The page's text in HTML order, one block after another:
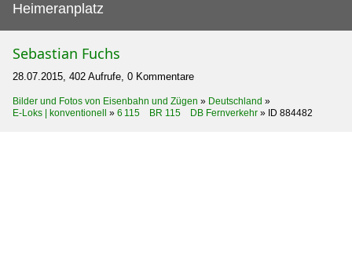
Heimeranplatz
Sebastian Fuchs
28.07.2015, 402 Aufrufe, 0 Kommentare
Bilder und Fotos von Eisenbahn und Zügen » Deutschland »
E-Loks | konventionell
» 6 115 BR 115 DB Fernverkehr » ID 884482